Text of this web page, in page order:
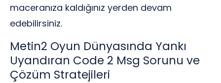
maceranıza kaldığınız yerden devam
edebilirsiniz.
Metin2 Oyun Dünyasında Yankı
Uyandıran Code 2 Msg Sorunu ve
Çözüm Stratejileri